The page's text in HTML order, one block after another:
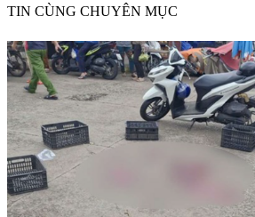
TIN CÙNG CHUYÊN MỤC